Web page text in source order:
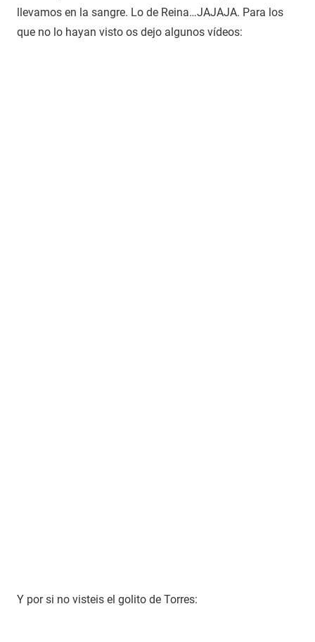
llevamos en la sangre. Lo de Reina…JAJAJA. Para los
que no lo hayan visto os dejo algunos vídeos:
Y por si no visteis el golito de Torres: